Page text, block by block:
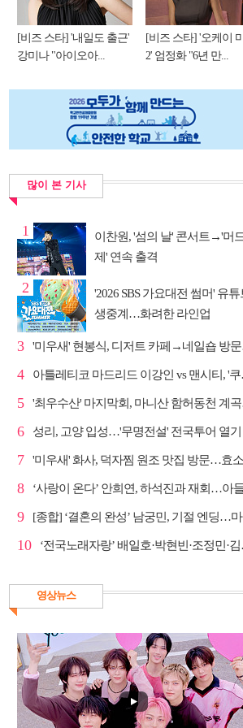
[비즈 스타] '내일도 출근'
강미나 "아이오아...
[비즈 스타] '오케이
2' 엄정화 "6년 만...
많이 본 기사
1
이찬원, '섬의 날' 콘서트→'머
제' 연속 출격
2
'2026 SBS 가요대전 썸머' 유튜
생중계…화려한 라인업
3 '미
4 아틀
5 '최
6
7
8
9 [종
10 ‘전국
영상뉴스